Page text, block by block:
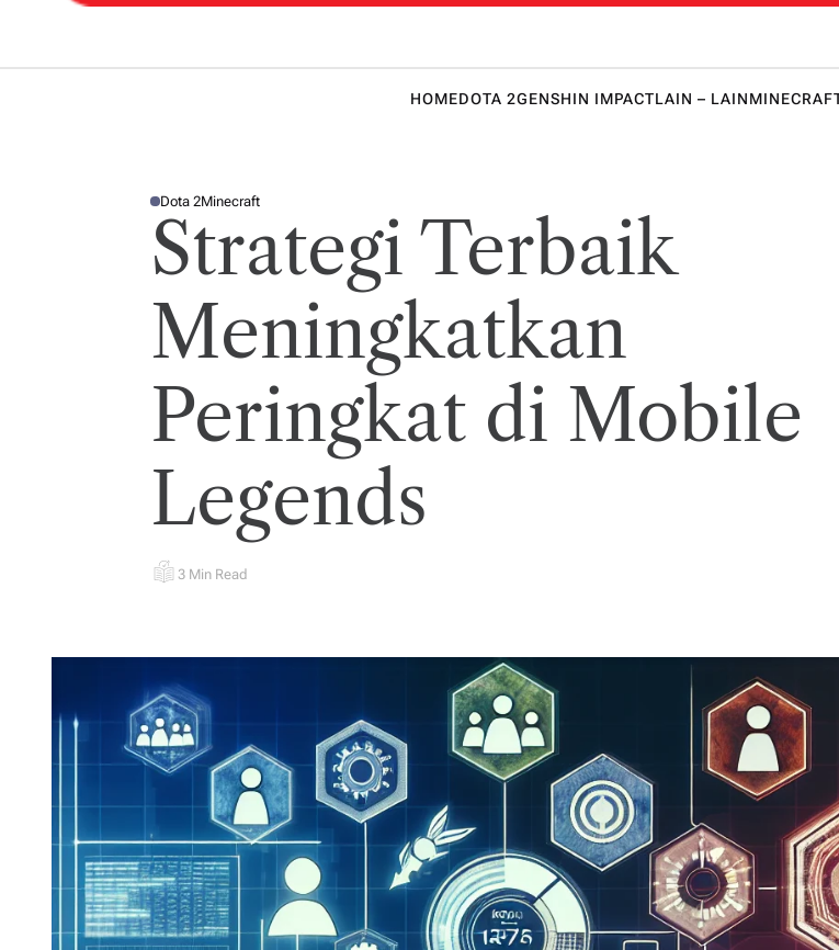
lawanmu
HOMEDOTA 2GENSHIN IMPACTLAIN – LAIN
P
E
D
N
Dota 2Minecraft
Strategi Terbaik
Meningkatkan
Peringkat di Mobile
Legends
E
D
R
E
A
D
T
3 Min Read